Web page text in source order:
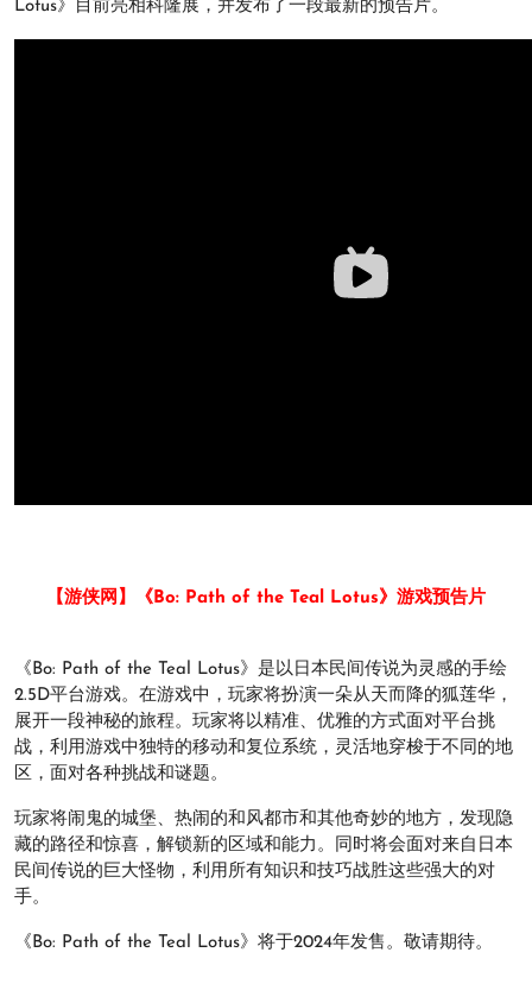
Lotus》目前亮相科隆展，并发布了一段最新的预告片。
【游侠网】《Bo: Path of the Teal Lotus》游戏预告片
《Bo: Path of the Teal Lotus》是以日本民间传说为灵感的手绘
2.5D平台游戏。在游戏中，玩家将扮演一朵从天而降的狐莲华，
展开一段神秘的旅程。玩家将以精准、优雅的方式面对平台挑
战，利用游戏中独特的移动和复位系统，灵活地穿梭于不同的地
区，面对各种挑战和谜题。
玩家将闹鬼的城堡、热闹的和风都市和其他奇妙的地方，发现隐
藏的路径和惊喜，解锁新的区域和能力。同时将会面对来自日本
民间传说的巨大怪物，利用所有知识和技巧战胜这些强大的对
手。
《Bo: Path of the Teal Lotus》将于2024年发售。敬请期待。